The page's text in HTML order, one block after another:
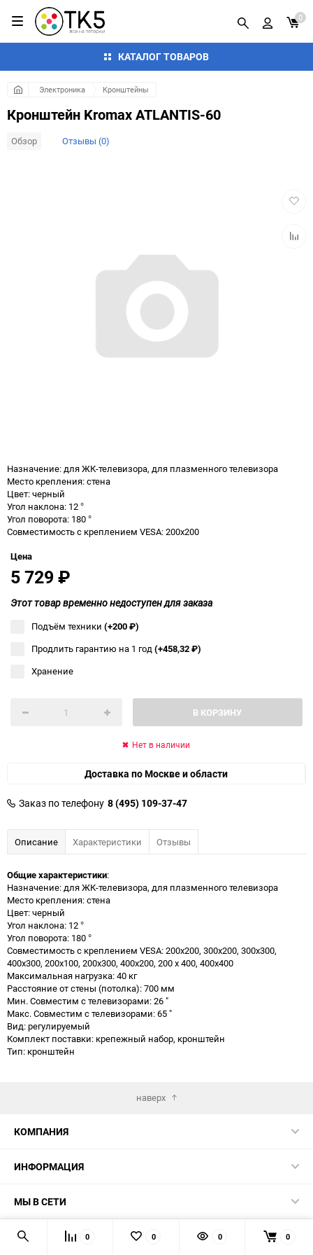
КАТАЛОГ ТОВАРОВ
0
Электроника Кронштейны
Кронштейн Kromax ATLANTIS-60
Обзор Отзывы (0)
Назначение: для ЖК-телевизора, для плазменного телевизора
Место крепления: стена
Цвет: черный
Угол наклона: 12 °
Угол поворота: 180 °
Совместимость с креплением VESA: 200x200
Цена
5 729 ₽
Этот товар временно недоступен для заказа
Подъём техники (+200₽)
Продлить гарантию на 1 год(+458,32₽)
Хранение
В КОРЗИНУ
Нет в наличии
Доставка по Москве и области
Заказ по телефону 8 (495) 109-37-47
Описание Характеристики Отзывы
Общие характеристики:
Назначение: для ЖК-телевизора, для плазменного телевизора
Место крепления: стена
Цвет: черный
Угол наклона: 12 °
Угол поворота: 180 °
Совместимость с креплением VESA: 200x200, 300х200, 300x300,
400x300, 200x100, 200x300, 400x200, 200 x 400, 400x400
Максимальная нагрузка: 40 кг
Расстояние от стены (потолка): 700 мм
Мин. Совместим с телевизорами: 26 "
Макс. Совместим с телевизорами: 65 "
Вид: регулируемый
Комплект поставки: крепежный набор, кронштейн
Тип: кронштейн
наверх
КОМПАНИЯ
ИНФОРМАЦИЯ
МЫ В СЕТИ
КОНТАКТЫ 0 0 0 0